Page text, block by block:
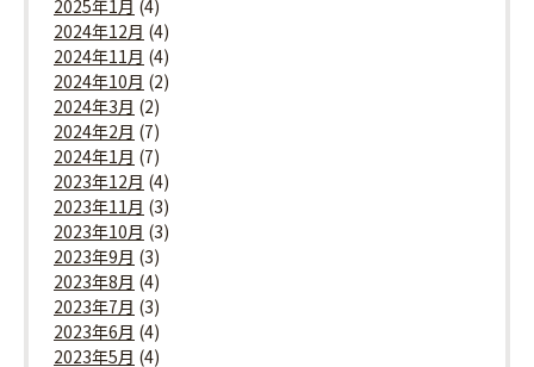
2025年1月 (4)
2024年12月 (4)
2024年11月 (4)
2024年10月 (2)
2024年3月 (2)
2024年2月 (7)
2024年1月 (7)
2023年12月 (4)
2023年11月 (3)
2023年10月 (3)
2023年9月 (3)
2023年8月 (4)
2023年7月 (3)
2023年6月 (4)
2023年5月 (4)